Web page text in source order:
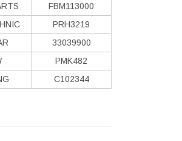
FBM113000
PRH3219
33039900
PMK482
C102344